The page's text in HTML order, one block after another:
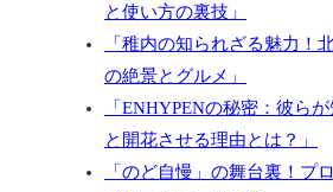
と使い方の裏技」
「稚内の知られざる魅力！
の絶景とグルメ」
「ENHYPENの秘密：彼ら
と開花させる理由とは？」
「のど自慢」の舞台裏！プ